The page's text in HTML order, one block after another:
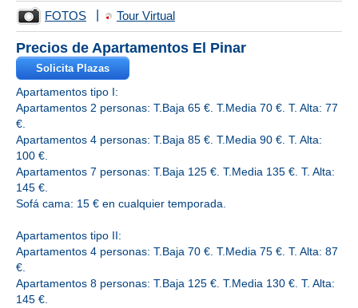
FOTOS Tour Virtual
Precios de Apartamentos El Pinar
Solicita Plazas
Apartamentos tipo I:
Apartamentos 2 personas: T.Baja 65 €. T.Media 70 €. T. Alta: 77
€.
Apartamentos 4 personas: T.Baja 85 €. T.Media 90 €. T. Alta:
100 €.
Apartamentos 7 personas: T.Baja 125 €. T.Media 135 €. T. Alta:
145 €.
Sofá cama: 15 € en cualquier temporada.
Apartamentos tipo II:
Apartamentos 4 personas: T.Baja 70 €. T.Media 75 €. T. Alta: 87
€.
Apartamentos 8 personas: T.Baja 125 €. T.Media 130 €. T. Alta:
145 €.